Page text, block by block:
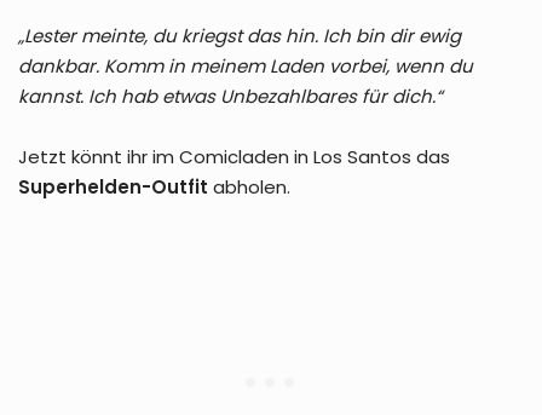
„Lester meinte, du kriegst das hin. Ich bin dir ewig
dankbar. Komm in meinem Laden vorbei, wenn du
kannst. Ich hab etwas Unbezahlbares für dich.“
Jetzt könnt ihr im Comicladen in Los Santos das
Superhelden-Outfit abholen.